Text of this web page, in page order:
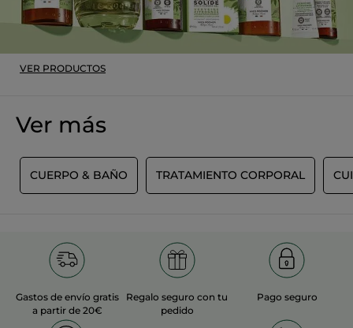
VER PRODUCTOS
Ver más
CUERPO & BAÑO TRATAMIENTO CORPORAL
Gastos de envío gratis
a partir de 20€
Regalo seguro con tu
pedido
Pago seguro